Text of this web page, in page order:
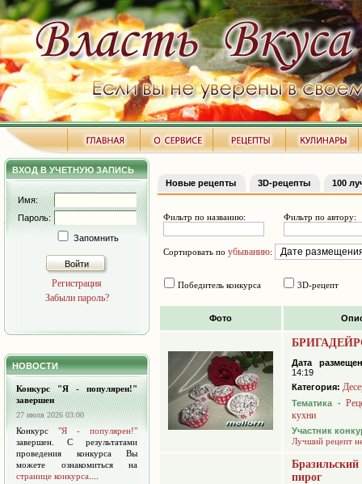
ВХОД В УЧЕТНУЮ ЗАПИСЬ
Имя:
Пароль:
Запомнить
Войти
Регистрация
Забыли пароль?
НОВОСТИ
Конкурс "Я - популярен!"
завершен
27 июля 2026 03:00
Конкурс "Я - популярен!"
завершен. С результатами
проведения конкурса Вы
можете ознакомиться на
странице конкурса
Новые рецепты 3D-рецепты 100
Фильтр по названию: Фильтр по автору:
Сортировать по убыванию:
Победитель конкурса 3D-рецепт
Фото
Дата
14:19
Категория:
Тематика -
кухни
Участник
Лучший рецепт
пирог